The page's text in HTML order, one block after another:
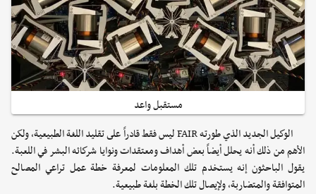
مستقبل واعد
الوكيل الجديد الذي طورته FAIR ليس فقط قادراً على تقليد اللغة الطبيعية، ولكن
الأهم من ذلك أنه يحلل أيضاً بعض أهداف ومعتقدات ونوايا شركائه البشر في اللعبة.
يقول الباحثون إنه يستخدم تلك المعلومات لمعرفة خطة عمل تراعي المصالح
المتوافقة والمتضاربة، ولإيصال تلك الخطة بلغة طبيعية.